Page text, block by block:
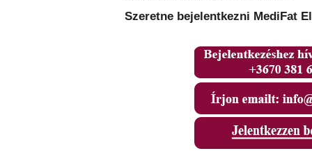
Szeretne bejelentkezni MediFat